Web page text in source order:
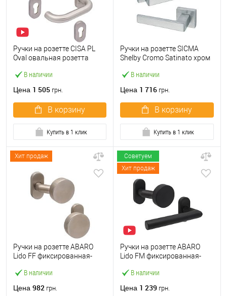
В наличии
Ручки на розетте CISA PL
Oval овальная розетта
сталь
Цена 1 505 грн.
В корзину
Купить в 1 клик
В наличии
Ручки на розетте SICMA
Shelby Cromo Satinato хром
Цена 1 716 грн.
В корзину
Купить в 1 клик
Хит продаж
В наличии
Ручки на розетте ABARO
Lido FF фиксированная-
нержавеющая сталь
Цена 982 грн.
Советуем
Хит продаж
В наличии
Ручки на розетте ABARO
Lido FM фиксированная-
Цена 1 239 грн.